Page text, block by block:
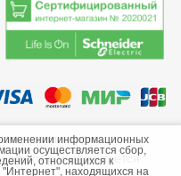
и не является
информационных
осуществляется сбор,
относящихся к
находящихся на